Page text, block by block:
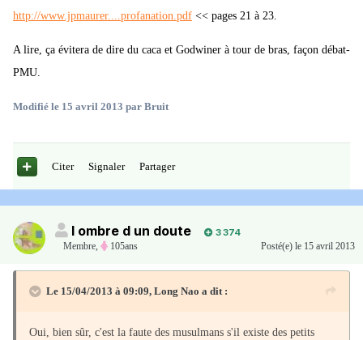
http://www.jpmaurer....profanation.pdf << pages 21 à 23.
A lire, ça évitera de dire du caca et Godwiner à tour de bras, façon débat-
PMU.
Modifié le 15 avril 2013 par Bruit
Citer Signaler Partager
l ombre d un doute
3 374
Membre, 105ans Posté(e) le 15 avril 2013
Le 15/04/2013 à 09:09, Long Nao a dit :
Oui, bien sûr, c'est la faute des musulmans s'il existe des petits